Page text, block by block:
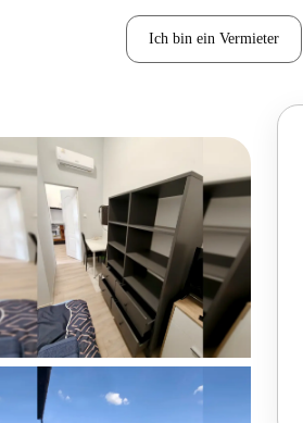
Ich bin ein Vermieter